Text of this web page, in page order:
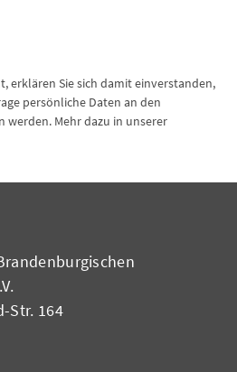
erklären Sie sich damit einverstanden,
persönliche Daten an den
werden. Mehr dazu in unserer
Str. 164